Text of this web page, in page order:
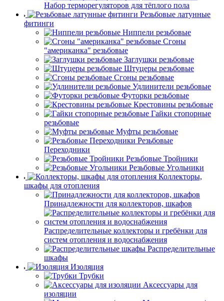
Набор терморегуляторов для тёплого пола
Резьбовые латунные
фитинги
Ниппели резьбовые
Сгоны
"американка" резьбовые
Заглушки резьбовые
Штуцеры резьбовые
Сгоны резьбовые
Удлинители резьбовые
Футорки резьбовые
Крестовины резьбовые
Гайки стопорные
резьбовые
Муфты резьбовые
Резьбовые
Переходники
Резьбовые Тройники
Резьбовые Угольники
Коллекторы,
шкафы для отопления
Принадлежности для коллекторов, шкафов
Распределительные коллекторы и гребёнки для
систем отопления и водоснабжения
Распределительные
шкафы
Изоляция
Трубки
Аксессуары для
изоляции